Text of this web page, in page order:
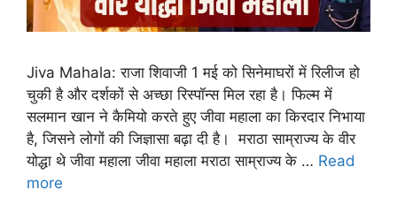
Jiva Mahala: राजा शिवाजी 1 मई को सिनेमाघरों में रिलीज हो
चुकी है और दर्शकों से अच्छा रिस्पॉन्स मिल रहा है। फिल्म में
सलमान खान ने कैमियो करते हुए जीवा महाला का किरदार निभाया
है, जिसने लोगों की जिज्ञासा बढ़ा दी है। मराठा साम्राज्य के वीर
योद्धा थे जीवा महाला जीवा महाला मराठा साम्राज्य के … Read
more